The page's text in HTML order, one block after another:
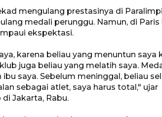
mengulang prestasinya di
medali perunggu. Namun, di Paris
ekspektasi.
karena beliau yang menuntun saya
juga beliau yang melatih saya.
saya. Sebelum meninggal, beliau
sebagai atlet, saya harus total," ujar
Jakarta, Rabu.